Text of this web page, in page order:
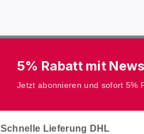
5% Rabatt mit
Jetzt abonnieren und sofort 5%
Schnelle Lieferung DHL